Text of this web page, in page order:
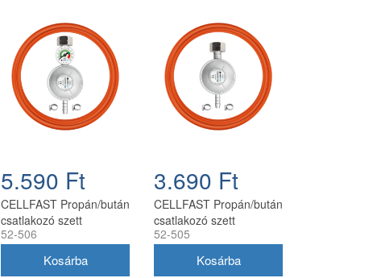
5.590 Ft
CELLFAST Propán/bután
csatlakozó szett
nyomásmérővel
52-506
3.690 Ft
CELLFAST Propán/bután
csatlakozó szett
52-505